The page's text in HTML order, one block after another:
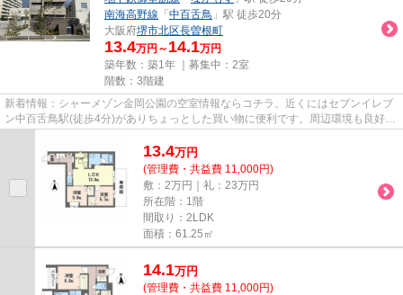
南海高野線 「 中百舌鳥 」駅 徒歩20分
大阪府堺市北区長曽根町
13.4万円～ 14.1万円
築年数：築1年 ｜募集中： 2室
階数：3階建
新着情報：シャーメゾン金岡公園の空室情報ならコチラ。近くにはセブンイレブ
ン中百舌鳥駅(徒歩4分)がありちょっとした買い物に便利です。周辺環境も良好
13.4万円
(管理費・共益費 11,000円)
敷：2万円｜礼：23万円
所在階：1階
間取り：2LDK
面積：61.25㎡
14.1万円
(管理費・共益費 11,000円)